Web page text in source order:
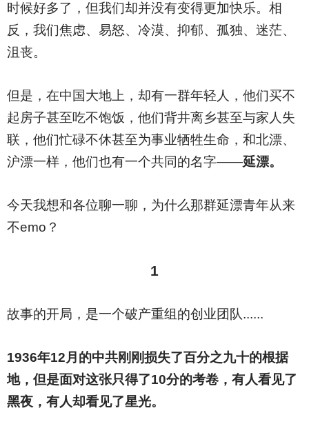
时候好多了，但我们却并没有变得更加快乐。相
反，我们焦虑、易怒、冷漠、抑郁、孤独、迷茫、
沮丧。
但是，在中国大地上，却有一群年轻人，他们买不
起房子甚至吃不饱饭，他们背井离乡甚至与家人失
联，他们忙碌不休甚至为事业牺牲生命，和北漂、
沪漂一样，他们也有一个共同的名字——延漂。
今天我想和各位聊一聊，为什么那群延漂青年从来
不emo？
1
故事的开局，是一个破产重组的创业团队......
1936年12月的中共刚刚损失了百分之九十的根据
地，但是面对这张只得了10分的考卷，有人看见了
黑夜，有人却看见了星光。